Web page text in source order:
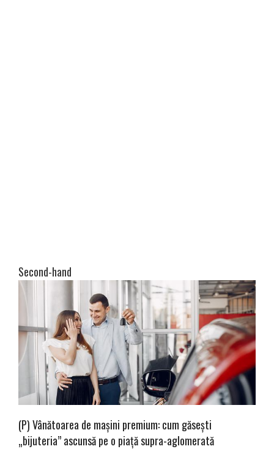
Second-hand
(P) Vânătoarea de mașini premium: cum găsești
„bijuteria” ascunsă pe o piață supra-aglomerată